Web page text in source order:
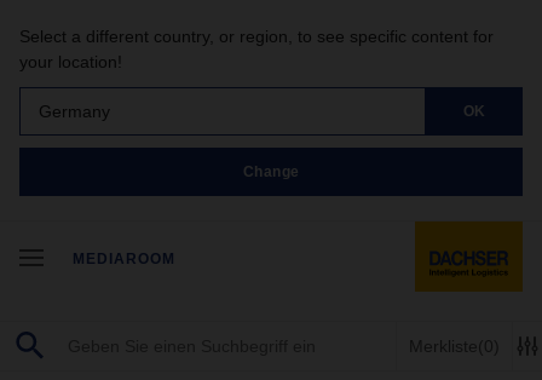
Select a different country, or region, to see specific content for
your location!
Germany OK
Change
MEDIAROOM
Merkliste(0)